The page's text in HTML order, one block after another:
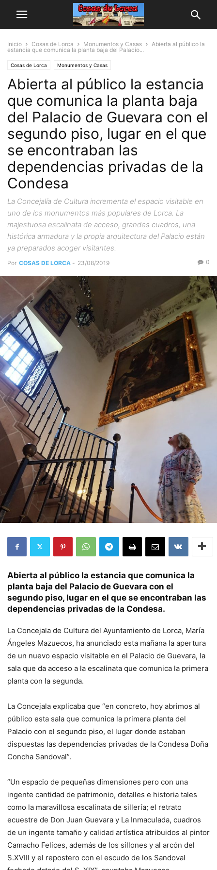
Inicio Cosas de Lorca Monumentos y Casas
Abierta al público la
estancia que comunica la planta baja del Palacio...
Cosas de Lorca Monumentos y Casas
Abierta al público la estancia
que comunica la planta baja
del Palacio de Guevara con el
segundo piso, lugar en el que
se encontraban las
dependencias privadas de la
Condesa
La Concejalía de Cultura incrementa el espacio visitable en
uno de los monumentos más populares de Lorca. La
majestuosa escalinata de acceso, grandes cuadros, una
histórica armadura y la propia arquitectura del Palacio están
ya preparados acoger visitantes.
Por COSAS DE LORCA - 23/08/2019 0
Abierta al público la estancia que comunica la
planta baja del Palacio de Guevara con el
segundo piso, lugar en el que se encontraban las
dependencias privadas de la Condesa.
La Concejala de Cultura del Ayuntamiento de Lorca, María
Ángeles Mazuecos, ha anunciado esta mañana la apertura
de un nuevo espacio visitable en el Palacio de Guevara, la
sala que da acceso a la escalinata que comunica la primera
planta con la segunda.
La Concejala explicaba que “en concreto, hoy abrimos al
público esta sala que comunica la primera planta del
Palacio con el segundo piso, el lugar donde estaban
dispuestas las dependencias privadas de la Condesa Doña
Concha Sandoval”.
“Un espacio de pequeñas dimensiones pero con una
ingente cantidad de patrimonio, detalles e historia tales
como la maravillosa escalinata de sillería; el retrato
ecuestre de Don Juan Guevara y La Inmaculada, cuadros
de un ingente tamaño y calidad artística atribuidos al pintor
Camacho Felices, además de los sillones y al arcón del
S.XVIII y el repostero con el escudo de los Sandoval